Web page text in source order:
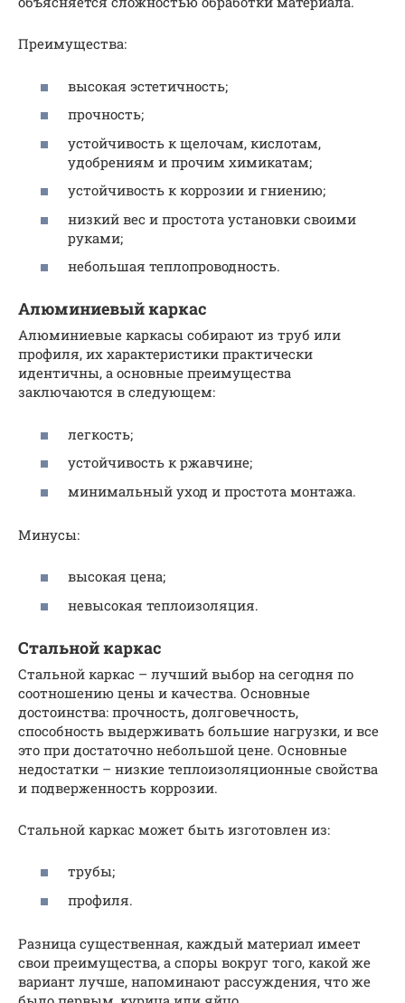
Преимущества:
высокая эстетичность;
прочность;
устойчивость к щелочам, кислотам,
удобрениям и прочим химикатам;
устойчивость к коррозии и гниению;
низкий вес и простота установки своими
руками;
небольшая теплопроводность.
Алюминиевый каркас
Алюминиевые каркасы собирают из труб или
профиля, их характеристики практически
идентичны, а основные преимущества
заключаются в следующем:
легкость;
устойчивость к ржавчине;
минимальный уход и простота монтажа.
Минусы:
высокая цена;
невысокая теплоизоляция.
Стальной каркас
Стальной каркас – лучший выбор на сегодня по
соотношению цены и качества. Основные
достоинства: прочность, долговечность,
способность выдерживать большие нагрузки, и все
это при достаточно небольшой цене. Основные
недостатки – низкие теплоизоляционные свойства
и подверженность коррозии.
Стальной каркас может быть изготовлен из:
трубы;
профиля.
Разница существенная, каждый материал имеет
свои преимущества, а споры вокруг того, какой же
вариант лучше, напоминают рассуждения, что же